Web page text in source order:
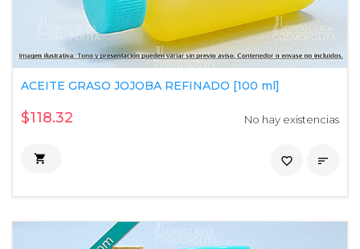
ACEITE GRASO JOJOBA REFINADO [100 ml]
$118.32 No hay existencias
 
favorite_border